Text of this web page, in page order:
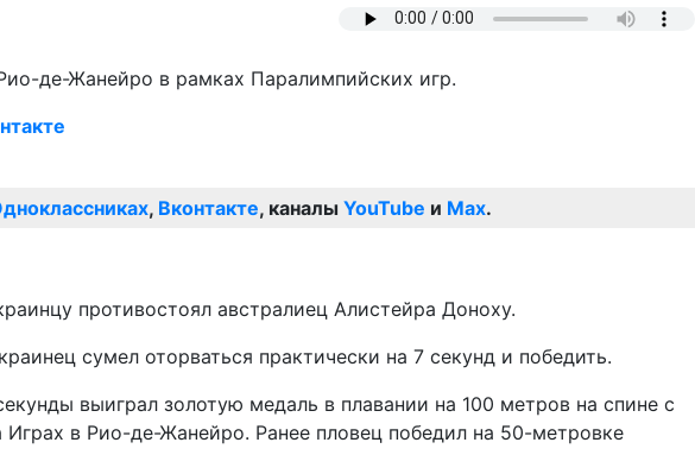
де-Жанейро в рамках Паралимпийских игр.
, Вконтакте, каналы YouTube и Max.
противостоял австралиец Алистейра Доноху.
сумел оторваться практически на 7 секунд и победить.
выиграл золотую медаль в плавании на 100 метров на спине с
в Рио-де-Жанейро. Ранее пловец победил на 50-метровке